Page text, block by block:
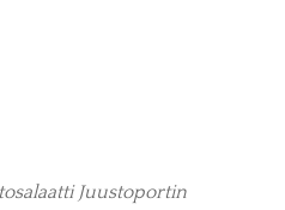
Juustoportin